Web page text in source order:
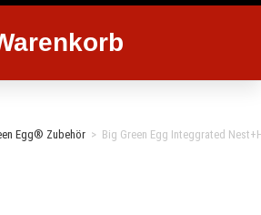
Egg® Zubehör > Big Green Egg Integgrated